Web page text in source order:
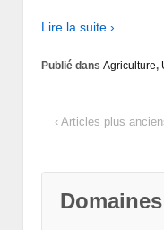
Lire la suite ›
Publié dans Agriculture,
‹ Articles plus